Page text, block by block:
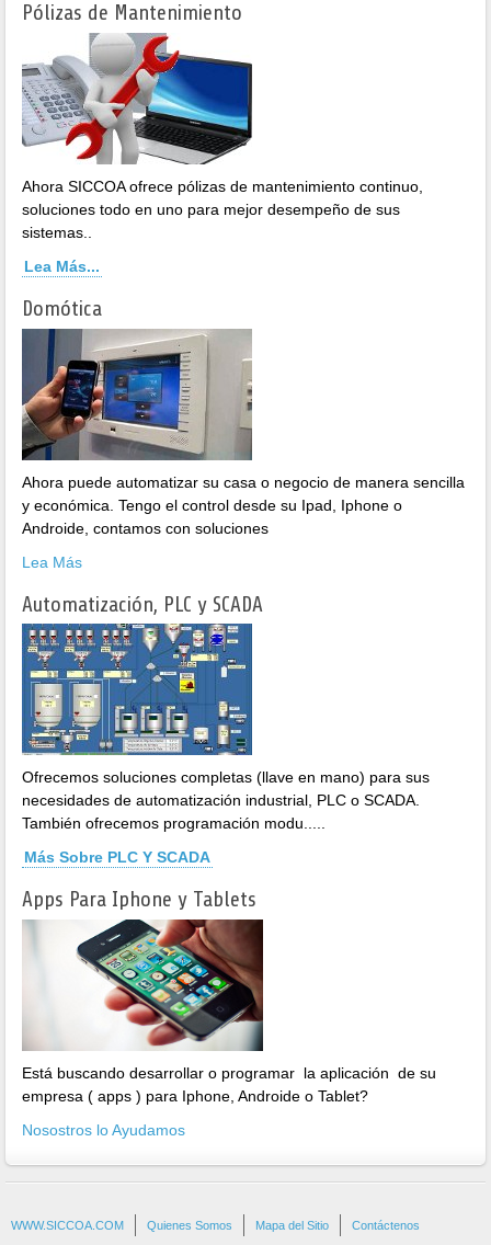
Pólizas de Mantenimiento
Ahora SICCOA ofrece pólizas de mantenimiento continuo,
soluciones todo en uno para mejor desempeño de sus
sistemas..
Lea Más...
Domótica
Ahora puede automatizar su casa o negocio de manera sencilla
y económica. Tengo el control desde su Ipad, Iphone o
Androide, contamos con soluciones
Lea Más
Automatización, PLC y SCADA
Ofrecemos soluciones completas (llave en mano) para sus
necesidades de automatización industrial, PLC o SCADA.
También ofrecemos programación modu.....
Más Sobre PLC Y SCADA
Apps Para Iphone y Tablets
Está buscando desarrollar o programar la aplicación de su
empresa ( apps ) para Iphone, Androide o Tablet?
Nosostros lo Ayudamos
WWW.SICCOA.COM Quienes Somos Mapa del Sitio Contáctenos